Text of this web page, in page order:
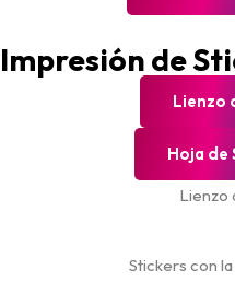
Impresión de
Lienzo
Hoja de
Lienzo
Stickers con